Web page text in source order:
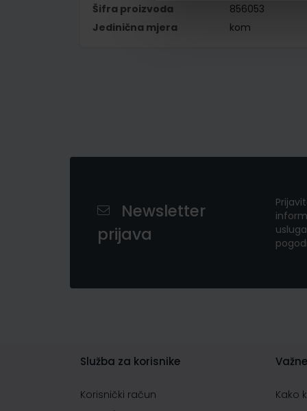
Šifra proizvoda
856053
Jedinična mjera
kom
Newsletter
prijava
Služba za korisnike
Korisnički račun
Kako